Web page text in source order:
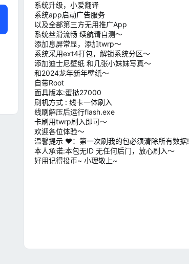
系统升级，小爱翻译
系统app启动广告服务
以及全部第三方无用推广App
系统丝滑流畅 续航请自测～
添加息屏常显，添加twrp～
系统采用ext4打包，解锁系统分区～
添加迪士尼壁纸 和几张小妹妹写真～
和2024龙年新年壁纸～
自带Root
面具版本:蛋挞27000
刷机方式 : 线卡一体刷入
线刷解压后运行flash.exe
卡刷用twrp刷入即可～
欢迎各位体验～
温馨提示 ❤️：第一次刷我的包必须清除所有数据!
本人承诺:本包无ID 无任何后门，放心刷入～
好用记得投币~ 小理敬上~